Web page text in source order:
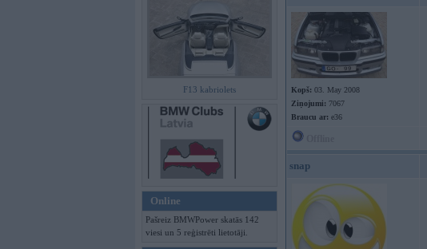
F13 kabriolets
Online
Pašreiz BMWPower skatās 142
viesi un 5 reģistrēti lietotāji.
Kopš: 03. May 2008
Ziņojumi: 7067
Braucu ar: e36
snap